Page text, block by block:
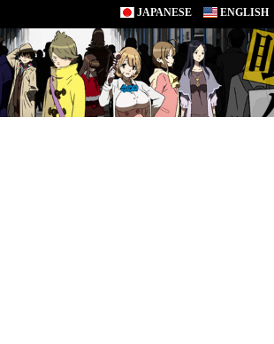
JAPANESE ENGLISH